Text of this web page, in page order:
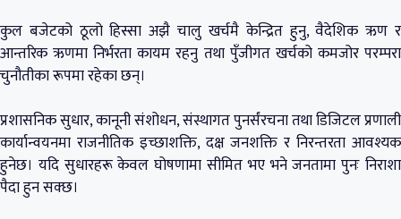
कुल बजेटको ठूलो हिस्सा अझै चालु खर्चमै केन्द्रित हुनु, वैदेशिक ऋण र
आन्तरिक ऋणमा निर्भरता कायम रहनु तथा पुँजीगत खर्चको कमजोर परम्परा
चुनौतीका रूपमा रहेका छन्।
प्रशासनिक सुधार, कानूनी संशोधन, संस्थागत पुनर्संरचना तथा डिजिटल प्रणाली
कार्यान्वयनमा राजनीतिक इच्छाशक्ति, दक्ष जनशक्ति र निरन्तरता आवश्यक
हुनेछ। यदि सुधारहरू केवल घोषणामा सीमित भए भने जनतामा पुनः निराशा
पैदा हुन सक्छ।